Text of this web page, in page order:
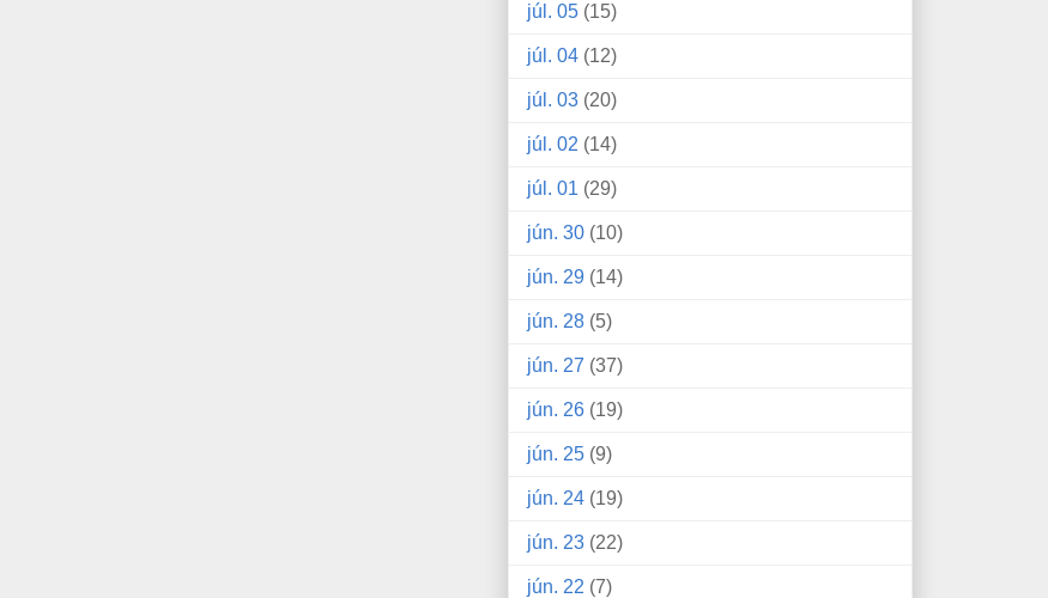
júl. 05 (15)
júl. 04 (12)
júl. 03 (20)
júl. 02 (14)
júl. 01 (29)
jún. 30 (10)
jún. 29 (14)
jún. 28 (5)
jún. 27 (37)
jún. 26 (19)
jún. 25 (9)
jún. 24 (19)
jún. 23 (22)
jún. 22 (7)